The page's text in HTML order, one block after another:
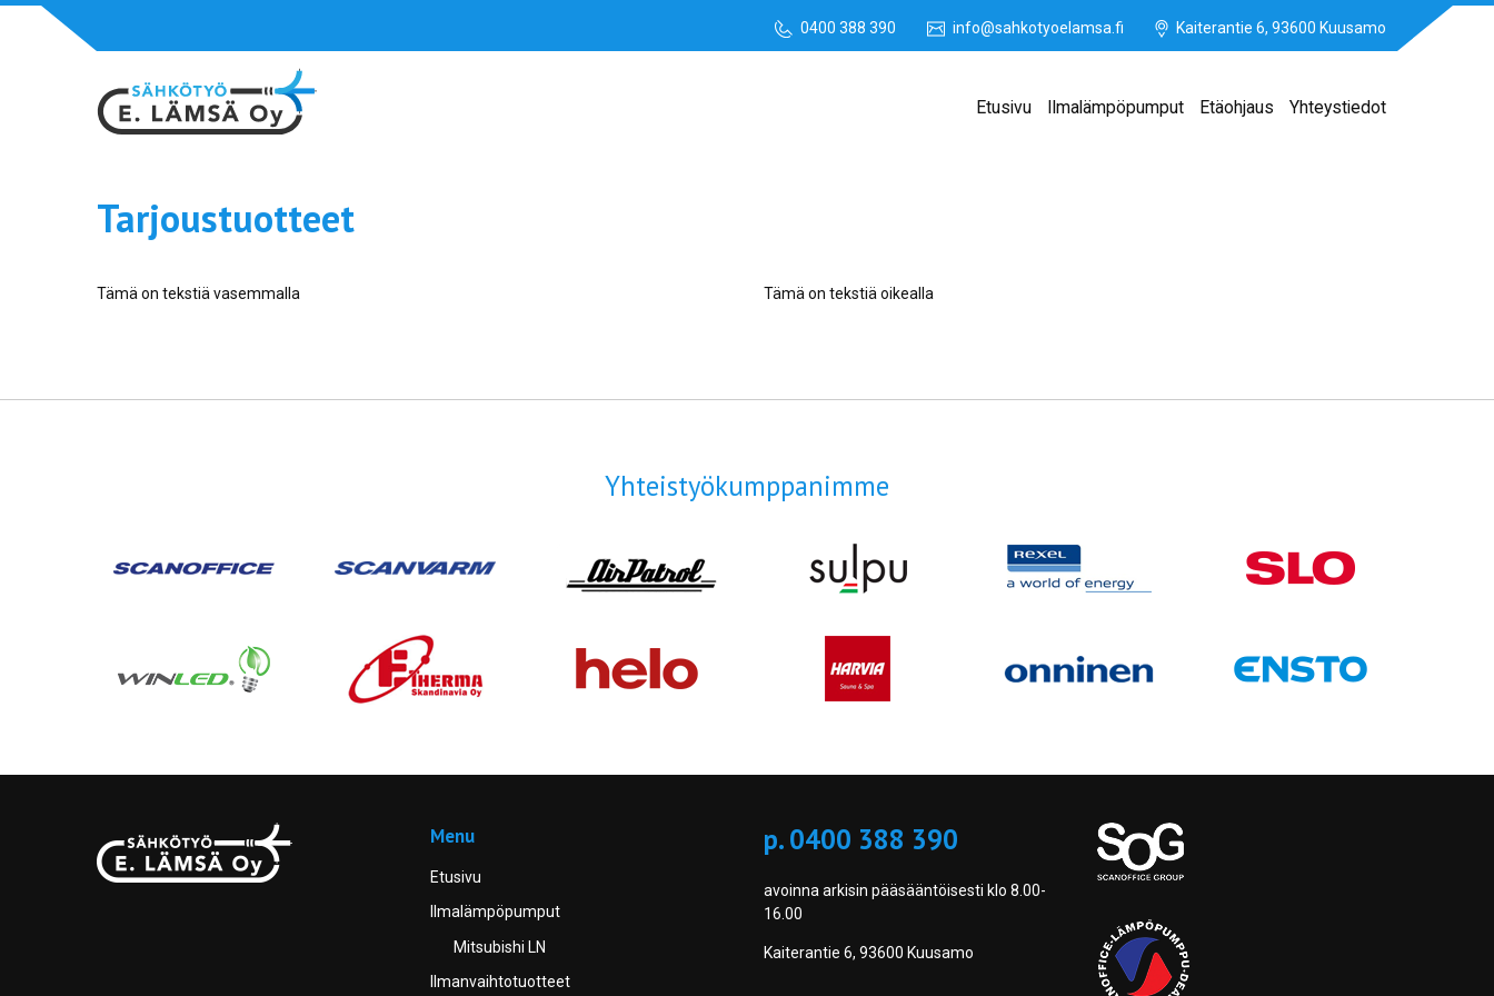
0400 388 390 info@sahkotyoelamsa.fi Kaiterantie 6, 93600 Kuusamo
Etusivu Ilmalämpöpumput Etäohjaus Yhteystiedot
Tarjoustuotteet
Tämä on tekstiä vasemmalla Tämä on tekstiä oikealla
Yhteistyökumppanimme
Menu
Etusivu
Ilmalämpöpumput
Mitsubishi LN
Ilmanvaihtotuotteet
p. 0400 388 390
avoinna arkisin pääsääntöisesti klo 8.00-
16.00
Kaiterantie 6, 93600 Kuusamo